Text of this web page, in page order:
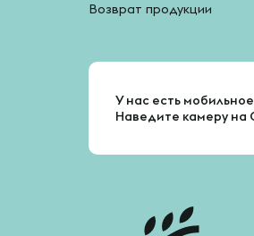
Возврат продукции
У нас есть
Наведите камеру на